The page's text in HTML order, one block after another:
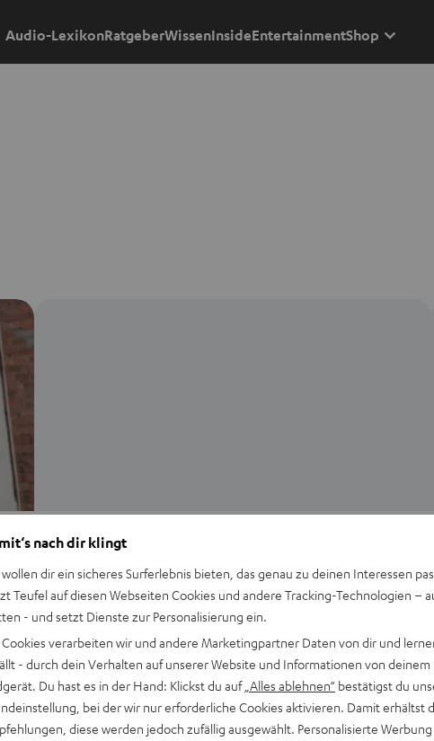
Audio-LexikonRatgeberWissenInsideEntertainmentShop
Entertainment
Vorlesestoff: So findest du kostenlose
Hörbücher online
Du liebst Hörbücher? Oder möchtest dir einfach nur ab und zu
etwas vorlesen lassen? Das Hörbuch-Universum ist riesig und
lädt dazu ein, unterschiedlichste Genre-Welten zu…
nach dir klingt
wollen dir ein sicheres Surferlebnis bieten, das genau zu deinen Interessen
Teufel auf diesen Webseiten Cookies und andere Tracking-Technologien –
- und setzt Dienste zur Personalisierung ein.
verarbeiten wir und andere Marketingpartner Daten von dir und
- durch dein Verhalten auf unserer Website und Informationen von deinem
Du hast es in der Hand: Klickst du auf „Alles ablehnen“ bestätigst du
bei der wir nur erforderliche Cookies aktivieren. Damit erhältst
diese werden jedoch zufällig ausgewählt. Personalisierte